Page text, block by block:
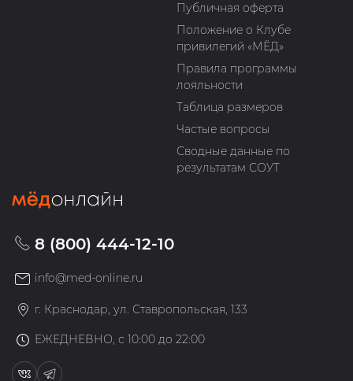
Публичная оферта
Положение о Клубе
привилегий «МЁД»
Правила программы
лояльности
Таблица размеров
Частые вопросы
Сводные данные по
результатам СОУТ
8 (800) 444-12-10
info@med-online.ru
г. Краснодар, ул. Ставропольская, 133
ЕЖЕДНЕВНО, с 10:00 до 22:00